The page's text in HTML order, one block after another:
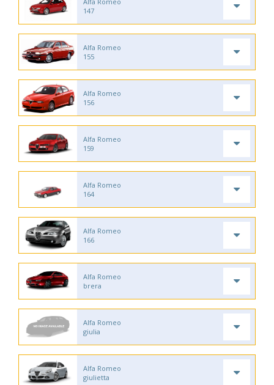
147
Alfa Romeo
155
Alfa Romeo
156
Alfa Romeo
159
Alfa Romeo
164
Alfa Romeo
166
Alfa Romeo
brera
Alfa Romeo
giulia
Alfa Romeo
giulietta